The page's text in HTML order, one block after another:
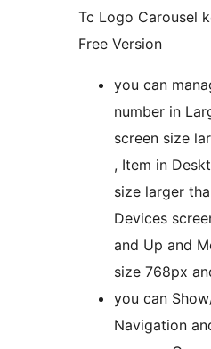
Tc Logo Carousel
Free Version
you can
number in
screen size
, Item in
size larger
Devices
and Up and
size 768px
you can
Navigation